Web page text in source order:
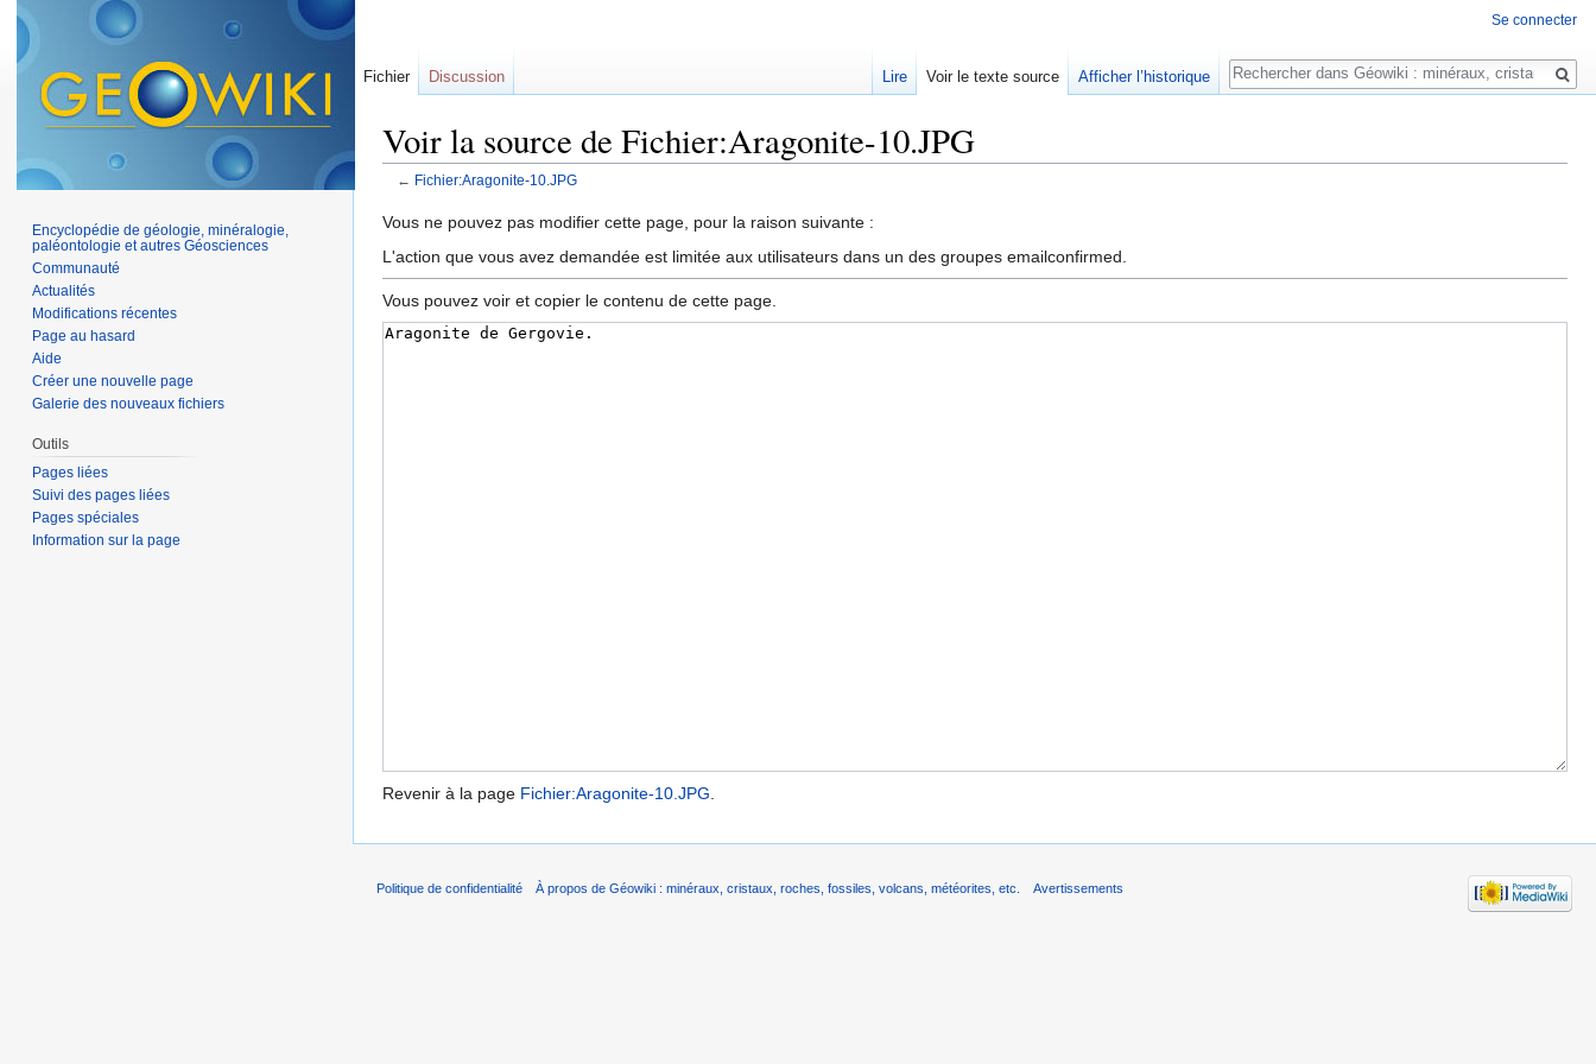
Voir la source de Fichier:Aragonite-10.JPG
← Fichier:Aragonite-10.JPG
Vous ne pouvez pas modifier cette page, pour la raison suivante :
L'action que vous avez demandée est limitée aux utilisateurs dans un des groupes emailconfirmed.
Vous pouvez voir et copier le contenu de cette page.
Revenir à la page Fichier:Aragonite-10.JPG.
Se connecter
Fichier Discussion Lire Voir le texte source Afficher l’historique
Rechercher
Encyclopédie de géologie, minéralogie,
paléontologie et autres Géosciences
Communauté
Actualités
Modifications récentes
Page au hasard
Aide
Créer une nouvelle page
Galerie des nouveaux fichiers
Outils
Pages liées
Suivi des pages liées
Pages spéciales
Information sur la page
Politique de confidentialité À propos de Géowiki : minéraux, cristaux, roches, fossiles, volcans, météorites, etc. Avertissements